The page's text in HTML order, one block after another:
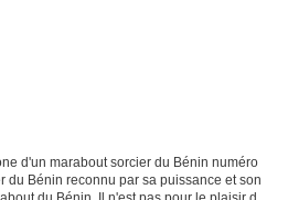
d'un marabout sorcier du Bénin numéro
du Bénin reconnu par sa puissance et son